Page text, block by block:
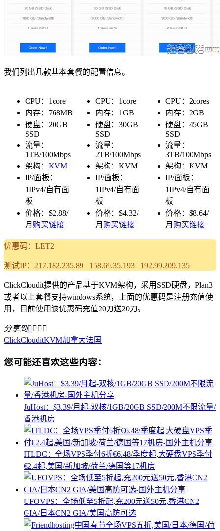
我们列出几款基本套餐的配置信息。
CPU：1core
内存：768MB
硬盘：20GB
SSD
流量：
1TB/100Mbps
架构： KVM
IP/面板：
1IPv4/自有面
板
价格：$2.88/
月 购买链接
CPU：1core
内存：1GB
硬盘：30GB
SSD
流量：
2TB/100Mbps
架构：KVM
IP/面板：
1IPv4/自有面
板
价格：$4.32/
月 购买链接
CPU：2cores
内存：2GB
硬盘：45GB
SSD
流量：
3TB/100Mbps
架构：KVM
IP/面板：
1IPv4/自有面
板
价格：$8.64/
月 购买链接
优惠码：LET2
测试IP：217.182.235.89 158.69.35.193 192.99.209.135
ClickCloudit提供的产品基于KVM架构，采用SSD硬盘，Plan3
或者以上套餐支持windows系统，上面的优惠码是注册充值使
用，目前使用该优惠码充值20刀送20刀。
分享到   
ClickClouditKVM加拿大法国
您可能还喜欢这些内容：
JuHost：$3.39/月起-双核/1GB/20GB SSD/200M不限流量/
香港机房
ITLDC：全场VPS季付6折€6.48/季度起,大硬盘VPS季付
€2.4起,美国/新加坡/荷兰/德国等17机房
UFOVPS：全场低至5折起,充200元送50元,香港CN2
GIA/日本CN2 GIA/美国高防可选